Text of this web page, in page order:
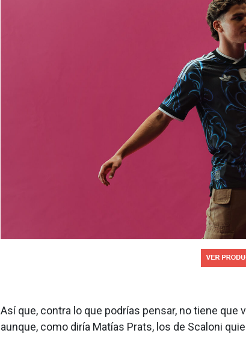
Así que, contra lo que podrías pensar, no tiene
aunque, como diría Matías Prats, los de Scaloni